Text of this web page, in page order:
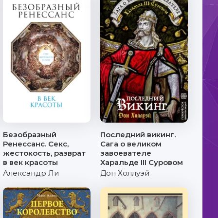
Безобразный
Ренессанс. Секс,
жестокость, разврат
в век красоты
Александр Ли
Последний викинг.
Сага о великом
завоевателе
Харальде III Суровом
Дон Холлуэй